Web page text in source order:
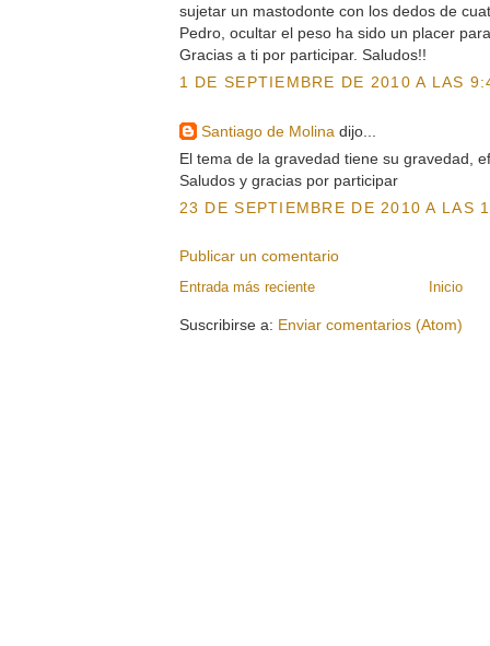
sujetar un mastodonte con los dedos de
Pedro, ocultar el peso ha sido un placer
Gracias a ti por participar. Saludos!!
1 DE SEPTIEMBRE DE 2010 A LAS
Santiago de Molina dijo...
El tema de la gravedad tiene su gravedad,
Saludos y gracias por participar
23 DE SEPTIEMBRE DE 2010 A LAS
Publicar un comentario
Entrada más reciente Inicio
Suscribirse a: Enviar comentarios (Atom)